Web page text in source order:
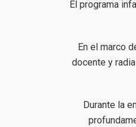
El programa
En el marco
docente y
Durante la